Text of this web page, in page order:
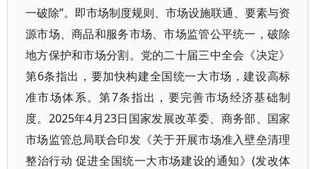
一破除”。即市场制度规则、市场设施联通、要素与资
源市场、商品和服务市场、市场监管公平统一，破除
地方保护和市场分割。党的二十届三中全会《决定》
第6条指出，要加快构建全国统一大市场，建设高标
准市场体系。第7条指出，要完善市场经济基础制
度。2025年4月23日国家发展改革委、商务部、国家
市场监管总局联合印发《关于开展市场准入壁垒清理
整治行动 促进全国统一大市场建设的通知》(发改体